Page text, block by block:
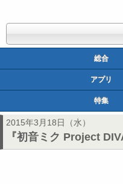
総合
アプリ
特集
2015年3月18日（水）
『初音ミク Project